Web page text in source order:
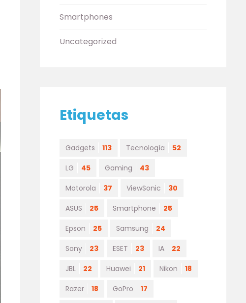
Smartphones
Uncategorized
Etiquetas
Gadgets 113 Tecnología 52
LG 45 Gaming 43
Motorola 37 ViewSonic 30
ASUS 25 Smartphone 25
Epson 25 Samsung 24
Sony 23 ESET 23 IA 22
JBL 22 Huawei 21 Nikon 18
Razer 18 GoPro 17